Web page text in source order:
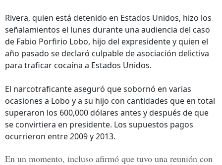
Rivera, quien está detenido en Estados Unidos, hizo los
señalamientos el lunes durante una audiencia del caso
de Fabio Porfirio Lobo, hijo del expresidente y quien el
año pasado se declaró culpable de asociación delictiva
para traficar cocaína a Estados Unidos.
El narcotraficante aseguró que sobornó en varias
ocasiones a Lobo y a su hijo con cantidades que en total
superaron los 600,000 dólares antes y después de que
se convirtiera en presidente. Los supuestos pagos
ocurrieron entre 2009 y 2013.
En un momento, incluso afirmó que tuvo una reunión con